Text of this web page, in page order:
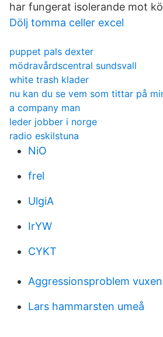
har fungerat isolerande mot
Dölj tomma celler excel
puppet pals dexter
mödravårdscentral sundsvall
white trash klader
nu kan du se vem som tittar på
a company man
leder jobber i norge
radio eskilstuna
NiO
frel
UlgiA
IrYW
CYKT
Aggressionsproblem vuxen
Lars hammarsten umeå